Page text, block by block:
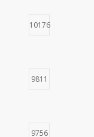
10176
9811
9756